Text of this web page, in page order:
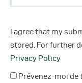
I agree that my
stored. For further
Privacy Policy
Prévenez-moi de